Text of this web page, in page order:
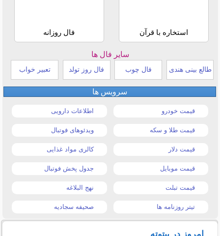
استخاره با قرآن فال روزانه
سایر فال ها
طالع بینی هندی فال چوب فال روز تولد تعبیر خواب
سرویس ها
قیمت خودرو اطلاعات دارویی
قیمت طلا و سکه ویدئوهای فوتبال
قیمت دلار کالری مواد غذایی
قیمت موبایل جدول پخش فوتبال
قیمت تبلت نهج البلاغه
تیتر روزنامه ها صحیفه سجادیه
امروز در بیتوته